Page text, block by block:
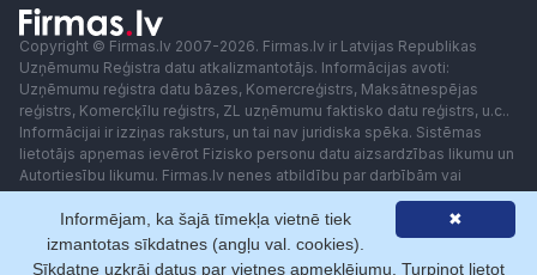
Copyright © Firmas.lv 2007-2026. Firmas.lv ir Latvijas Republikas
Uzņēmumu Reģistra datu atkalizmantotājs. Informācijas avoti:
Uzņēmumu reģistra datu bāzes, Komercreģistrs, Maksātnespējas
reģistrs, Komercķīlu reģistrs, ZL uzņēmumu faktisko datu reģistrs, u.c..
Informācijai ir izziņas raksturs, un tai nav juridiska spēka. Sistēmas
lietotājs apņemas ievērot Fizisko personu datu aizsardzības likumu un
Autortiesību likumu. Firmas.lv nenes atbildību par darbībām vai
lēmumiem, kas balstīti uz saņemto pakalpojumu. Lietotājam aizliegts
izmantot jebkādas automatizētas sistēmas vai iekārtas (robotus)
piekļuvei sistēmai bez rakstiskas saskaņošanas ar Firmas.lv. Galvenā
redaktore: Ingūna Pempere.
✖
Informējam, ka šajā tīmekļa vietnē tiek
izmantotas sīkdatnes (angļu val. cookies).
Sīkdatne uzkrāj datus par vietnes apmeklējumu. Turpinot lietot